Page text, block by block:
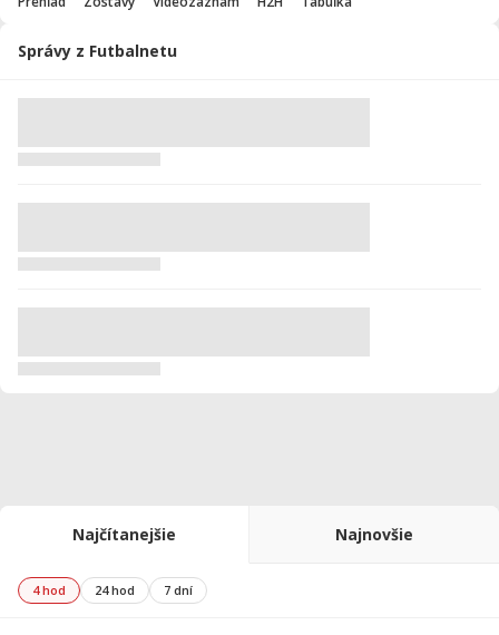
Správy z Futbalnetu
Najčítanejšie Najnovšie
4 hod 24 hod 7 dní